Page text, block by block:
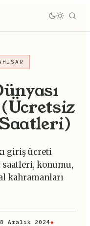
giriş ücreti
konumu,
kahramanları
Aralık 2024◆